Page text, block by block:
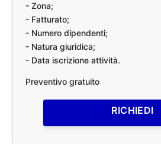
- Zona;
- Fatturato;
- Numero dipendenti;
- Natura giuridica;
- Data iscrizione attività.
Preventivo gratuito
RICHIEDI